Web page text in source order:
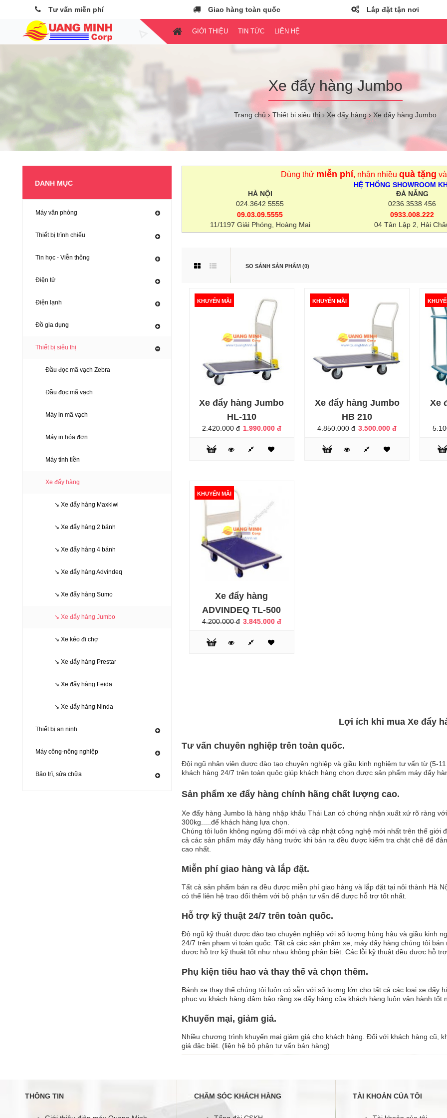
Tư vấn miễn phí Giao hàng toàn quốc Lắp đặt tận nơi
GIỚI THIỆU TIN TỨC LIÊN HỆ
Xe đẩy hàng Jumbo
Trang chủ Thiết bị siêu thị Xe đẩy hàng Xe đẩy hàng Jumbo
DANH MỤC
Máy văn phòng
Thiết bị trình chiếu
Tin học - Viễn thông
Điện tử
Điện lạnh
Đồ gia dụng
Thiết bị siêu thị
Đầu đọc mã vạch Zebra
Đầu đọc mã vạch
Máy in mã vạch
Máy in hóa đơn
Máy tính tiền
Xe đẩy hàng
↘ Xe đẩy hàng Maxkiwi
↘ Xe đẩy hàng 2 bánh
↘ Xe đẩy hàng 4 bánh
↘ Xe đẩy hàng Advindeq
↘ Xe đẩy hàng Sumo
↘ Xe đẩy hàng Jumbo
↘ Xe kéo đi chợ
↘ Xe đẩy hàng Prestar
↘ Xe đẩy hàng Feida
↘ Xe đẩy hàng Ninda
Thiết bị an ninh
Máy công-nông nghiệp
Bảo trì, sửa chữa
Dùng thử miễn phí, nhận nhiều quà tặng
HỆ THỐNG SHOWROOM
HÀ NỘI
024.3642 5555
09.03.09.5555
11/1197 Giải Phóng, Hoàng Mai
ĐÀ NẴNG
0236.3538 456
0933.008.222
04 Tân Lập 2, Hải
SO SÁNH SẢN PHẨM (0)
KHUYẾN MÃI
Xe đẩy hàng Jumbo HL-110
2.420.000 đ 1.990.000 đ
TL-400
KHUYẾN MÃI
4.200.000 đ 3.845.000 đ
KHUYẾN MÃI
Xe đẩy hàng Jumbo
HL-110
2.420.000 đ 1.990.000 đ
KHUYẾN MÃI
Xe đẩy hàng Jumbo
HB 210
4.850.000 đ 3.500.000 đ
Xe
KHUYẾN MÃI
Xe đẩy hàng
ADVINDEQ TL-500
4.200.000 đ 3.845.000 đ
Lợi ích khi mua Xe đẩy
Tư vấn chuyên nghiệp trên toàn quốc.
Đội ngũ nhân viên được đào tạo chuyên nghiệp và giầu kinh nghiệm tư vấn từ (5-
khách hàng 24/7 trên toàn quôc giúp khách hàng chọn được sản phẩm máy đẩy
Sản phẩm xe đẩy hàng chính hãng chất lượng cao.
Xe đẩy hàng Jumbo là hàng nhập khẩu Thái Lan có chứng nhận xuất xứ rõ ràng
300kg.....để khách hàng lựa chọn.
Chúng tôi luôn không ngừng đổi mới và cập nhật công nghệ mới nhất trên thế giới
cả các sản phẩm máy đẩy hàng trước khi bán ra đều được kiểm tra chặt chẽ để
cao nhất.
Miễn phí giao hàng và lắp đặt.
Tất cả sản phẩm bán ra đều được miễn phí giao hàng và lắp đặt tại nôi thành Hà
có thể liên hệ trao đổi thêm với bộ phận tư vấn để được hỗ trợ tốt nhất.
Hỗ trợ kỹ thuật 24/7 trên toàn quốc.
Độ ngũ kỹ thuật được đào tạo chuyên nghiệp với số lượng hùng hậu và giầu kinh
24/7 trên phạm vi toàn quốc. Tất cả các sản phẩm xe, máy đẩy hàng chúng tôi
được hỗ trợ kỹ thuật tốt như nhau không phân biệt. Các lỗi kỹ thuật đều được hỗ
Phụ kiện tiêu hao và thay thế và chọn thêm.
Bánh xe thay thế chúng tôi luôn có sẵn với số lượng lớn cho tất cả các loại xe đẩy
phục vụ khách hàng đảm bảo rằng xe đẩy hàng của khách hàng luôn vận hành tốt
Khuyến mại, giảm giá.
Nhiều chương trình khuyến mại giảm giá cho khách hàng. Đối với khách hàng cũ,
giá đặc biệt. (liện hệ bộ phận tư vấn bán hàng)
THÔNG TIN CHĂM SÓC KHÁCH HÀNG TÀI KHOẢN CỦA TÔI